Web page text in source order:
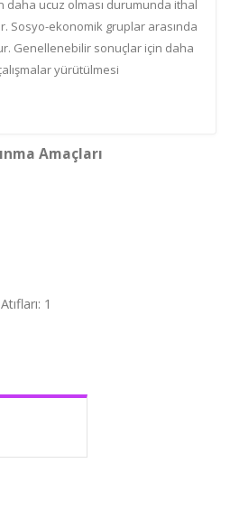
daha ucuz olması durumunda ithal
Sosyo-ekonomik gruplar arasında
Genellenebilir sonuçlar için daha
yürütülmesi
Amaçları
1